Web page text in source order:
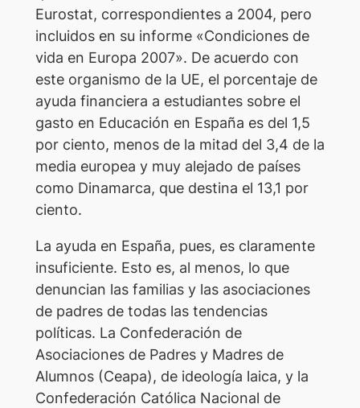
Eurostat, correspondientes a 2004, pero
incluidos en su informe «Condiciones de
vida en Europa 2007». De acuerdo con
este organismo de la UE, el porcentaje de
ayuda financiera a estudiantes sobre el
gasto en Educación en España es del 1,5
por ciento, menos de la mitad del 3,4 de la
media europea y muy alejado de países
como Dinamarca, que destina el 13,1 por
ciento.
La ayuda en España, pues, es claramente
insuficiente. Esto es, al menos, lo que
denuncian las familias y las asociaciones
de padres de todas las tendencias
políticas. La Confederación de
Asociaciones de Padres y Madres de
Alumnos (Ceapa), de ideología laica, y la
Confederación Católica Nacional de